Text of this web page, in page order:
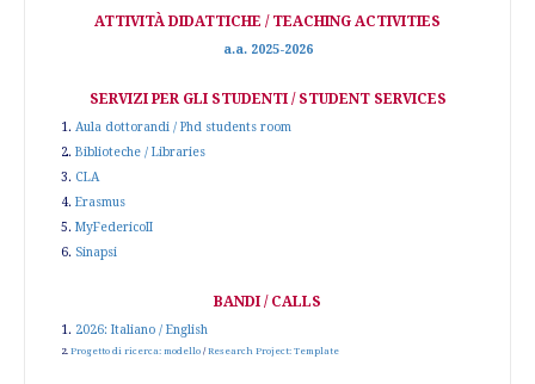
ATTIVITÀ DIDATTICHE / TEACHING ACTIVITIES
a.a. 2025-2026
SERVIZI PER GLI STUDENTI / STUDENT SERVICES
1. Aula dottorandi / Phd students room
2. Biblioteche / Libraries
3. CLA
4. Erasmus
5. MyFedericoII
6. Sinapsi
BANDI / CALLS
1. 2026: Italiano / English
2. Progetto di ricerca: modello /Research Project: Template